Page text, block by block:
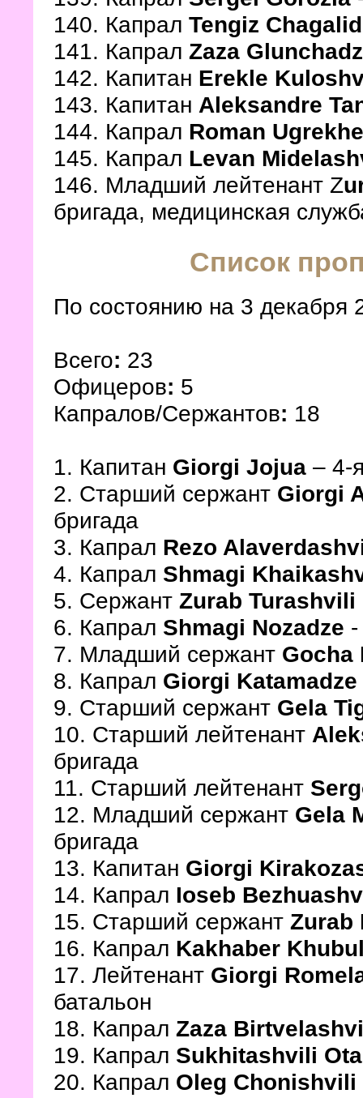
140. Капрал Tengiz
141. Капрал Zaza
142. Капитан Erekle
143. Капитан Aleksandre
144. Капрал Roman
145. Капрал Levan
146. Младший лейтенант Z
бригада, медицинская
Список
По состоянию на 3 декабря
Всего: 23
Офицеров: 5
Капралов/Сержантов: 18
1. Капитан Giorgi Jojua – 4-
2. Старший сержант Giorgi
бригада
3. Капрал Rezo
4. Капрал Shmagi
5. Сержант Zurab Turashvili
6. Капрал Shmagi Nozadze
7. Младший сержант Gocha
8. Капрал Giorgi Katamadze
9. Старший сержант Gela
10. Старший лейтенант
бригада
11. Старший лейтенант
12. Младший сержант Gela
бригада
13. Капитан Giorgi
14. Капрал Ioseb
15. Старший сержант Zurab
16. Капрал Kakhaber
17. Лейтенант Giorgi
батальон
18. Капрал Zaza
19. Капрал Sukhitashvili
20. Капрал Oleg Chonishvili